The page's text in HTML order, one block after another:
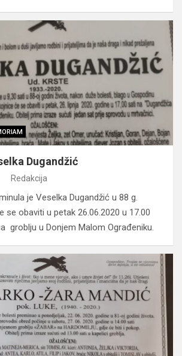
Dugandžić
Redakcija
je Veselka Dugandžić u 88 g.
se obaviti u petak 26.06.2020 u 17.00
groblju u Donjem Malom Ograđeniku.